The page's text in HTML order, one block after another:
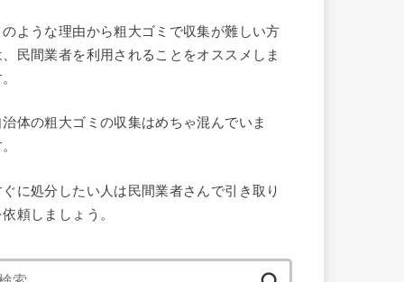
のような理由から粗大ゴミで収集が難しい方
、民間業者を利用されることをオススメしま
治体の粗大ゴミの収集はめちゃ混んでいま
ぐに処分したい人は民間業者さんで引き取り
頼しましょう。